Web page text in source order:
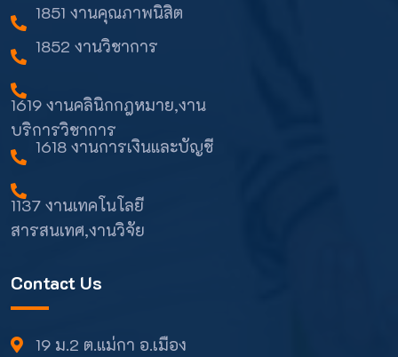
1851 งานคุณภาพนิสิต
1852 งานวิชาการ
1619 งานคลินิกกฎหมาย,งาน
บริการวิชาการ
1618 งานการเงินและบัญชี
1137 งานเทคโนโลยี
สารสนเทศ,งานวิจัย
Contact Us
19 ม.2 ต.แม่กา อ.เมือง